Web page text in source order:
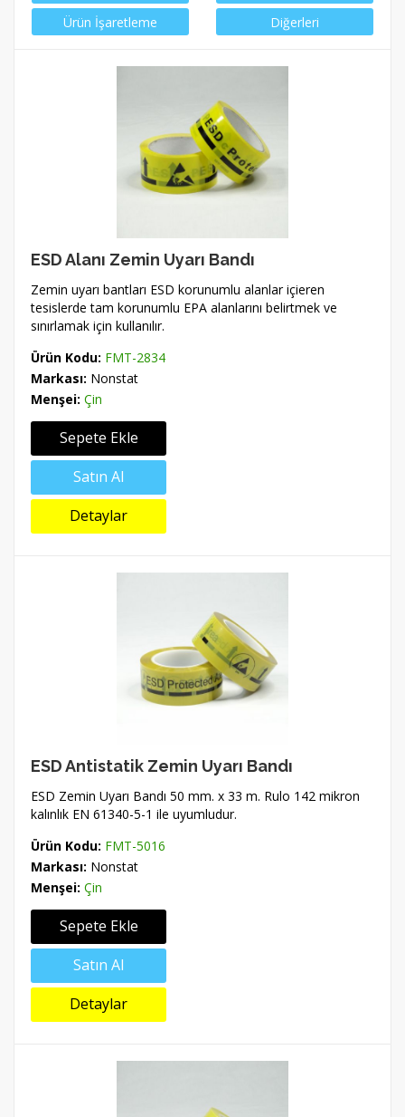
Ürün İşaretleme
Diğerleri
ESD Alanı Zemin Uyarı Bandı
Zemin uyarı bantları ESD korunumlu alanlar içieren
tesislerde tam korunumlu EPA alanlarını belirtmek ve
sınırlamak için kullanılır.
Ürün Kodu: FMT-2834
Markası: Nonstat
Menşei: Çin
Sepete Ekle
Satın Al
Detaylar
ESD Antistatik Zemin Uyarı Bandı
ESD Zemin Uyarı Bandı 50 mm. x 33 m. Rulo 142 mikron
kalınlık EN 61340-5-1 ile uyumludur.
Ürün Kodu: FMT-5016
Markası: Nonstat
Menşei: Çin
Sepete Ekle
Satın Al
Detaylar